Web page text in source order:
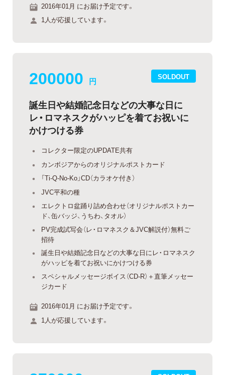
2016年01月 にお届け予定です。
1人が応援しています。
SOLDOUT
200000 円
誕生日や結婚記念日などの大事な日に
レ・ロマネスクがハッピを着てお祝いに
かけつける券
コレクター限定のUPDATE共有
カンボジアからのオリジナルポストカード
「Ti-Q-No-Ko」CD（カラオケ付き）
JVC平和の種
エレクトロ盆踊り詰め合わせ（オリジナルポストカー
ド、缶バッジ、うちわ、タオル）
PV完成試写会（レ・ロマネスク＆JVC解説付）無料ご
招待
誕生日や結婚記念日などの大事な日にレ・ロマネスク
がハッピを着てお祝いにかけつける券
スペシャルメッセージボイス（CD-R）＋直筆メッセー
ジカード
2016年01月 にお届け予定です。
1人が応援しています。